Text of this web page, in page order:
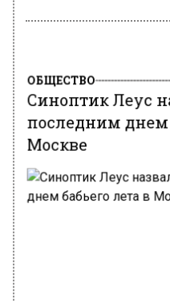
ОБЩЕСТВО
Синоптик Леус
последним днем
Москве